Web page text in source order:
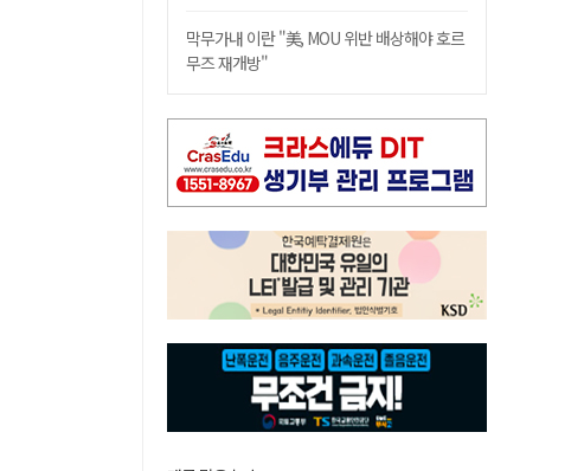
막무가내 이란 "美, MOU 위반 배상해야 호르
무즈 재개방"